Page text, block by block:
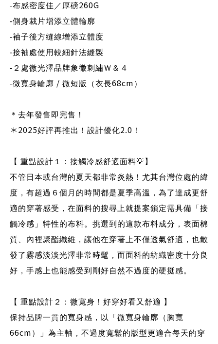
-布感密度佳／厚磅260G
-側身裁片增添立體輪廓
-袖子後方縫線增添立體度
-接袖處使用較細針法縫製
- ２處微光澤品牌象徵刺繡Ｗ＆４
-微寬身輪廓 / 微短版（衣長68cm ）
＊去年發售即完售！
＊2025好評再推出！設計優化2.0 ！
【 重點設計１：接觸冷感舒適面料💡 】
不管日本或台灣的夏天都非常炎熱！尤其台灣位處的緯
度，有超過６個月的時間都是夏季高溫，為了達成更舒
適的穿著感受，在面料的搜尋上就提案鎖定需具備「接
觸冷感」特性的布料。挑選到的這款布料成分，表面棉
質、內裡聚酯纖維，讓他在穿著上不僅透氣舒適，也散
發了霧感淡淡光澤非常時髦，而面料的紡織密度十分良
好，手感上也能感受到剛好自然不過度的硬挺感。
【 重點設計２：微寬身！好穿好看又舒適 】
保持品牌一貫的寬身感，以「微寬身輪廓（胸寬
66cm ）」為主軸，不過度寬鬆的版型更適合每天的穿